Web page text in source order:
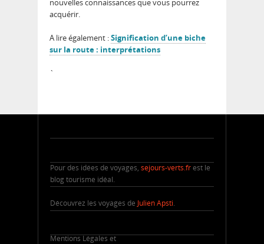
nouvelles connaissances que vous pourrez
acquérir.
A lire également :Signification d’une biche
sur la route : interprétations
`
Pour des idées de voyages, sejours-verts.frest le
blog tourisme idéal.
Découvrez les voyages de Julien Apsti.
Mentions Légales et